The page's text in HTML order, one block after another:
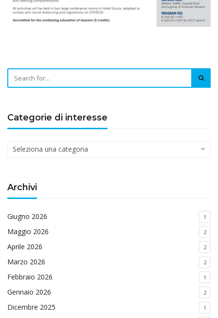
Categorie di interesse
Categorie
Archivi
Giugno 2026 1
Maggio 2026 2
Aprile 2026 2
Marzo 2026 2
Febbraio 2026 1
Gennaio 2026 2
Dicembre 2025 1